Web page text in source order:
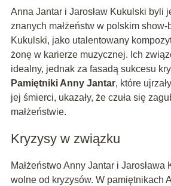
Anna Jantar i Jarosław Kukulski byli
znanych małżeństw w polskim
Kukulski, jako utalentowany
żonę w karierze muzycznej. Ich
idealny, jednak za fasadą sukcesu
Pamiętniki Anny Jantar, które
jej śmierci, ukazały, że czuła się
małżeństwie.
Kryzysy w związku
Małżeństwo Anny Jantar i Jarosława
wolne od kryzysów. W pamiętnikach